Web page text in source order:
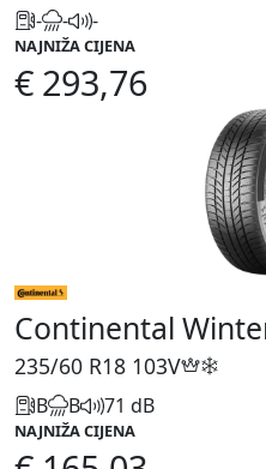
- - -
NAJNIŽA CIJENA
€ 293,76
Continental
235/60 R18 103V
B B 71 dB
NAJNIŽA CIJENA